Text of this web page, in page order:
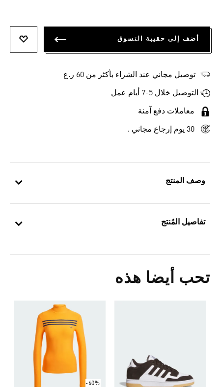
وصف المنتج
تفاصيل المُنتج
تحب أيضا هذه
-60%
أضف إلى حقيبة التسوق
توصيل مجاني عند الشراء بأكثر من 60 ر.ع
التوصيل خلال 5-7 أيام عمل
معاملات دفع آمنة